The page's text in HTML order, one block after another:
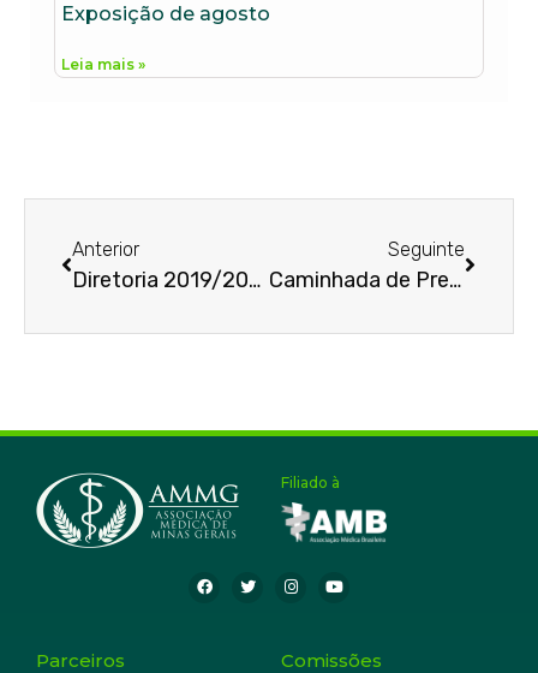
Exposição de agosto
Leia mais »
Anterior
Diretoria 2019/2021
Seguinte
Caminhada de Prevenção
Filiado à
Parceiros Comissões